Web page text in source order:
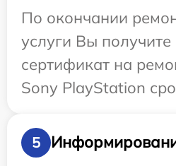
По окончании
услуги Вы
сертификат на
Sony PlayStation
5